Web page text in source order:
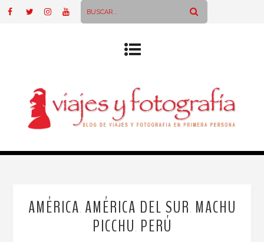
AMÉRICA AMÉRICA DEL SUR MACHU
PICCHU PERÚ